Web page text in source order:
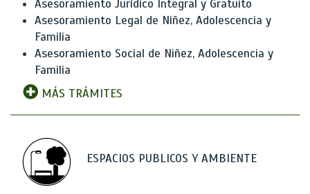
Asesoramiento Jurídico Integral y Gratuito
Asesoramiento Legal de Niñez, Adolescencia y
Familia
Asesoramiento Social de Niñez, Adolescencia y
Familia
MÁS TRÁMITES
ESPACIOS PUBLICOS Y AMBIENTE